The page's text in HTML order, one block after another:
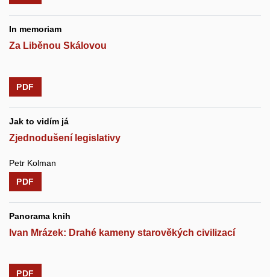
In memoriam
Za Liběnou Skálovou
PDF
Jak to vidím já
Zjednodušení legislativy
Petr Kolman
PDF
Panorama knih
Ivan Mrázek: Drahé kameny starověkých civilizací
PDF